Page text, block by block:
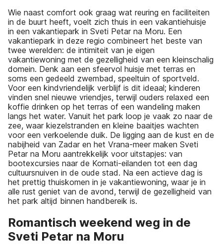
Wie naast comfort ook graag wat reuring en faciliteiten
in de buurt heeft, voelt zich thuis in een vakantiehuisje
in een vakantiepark in Sveti Petar na Moru. Een
vakantiepark in deze regio combineert het beste van
twee werelden: de intimiteit van je eigen
vakantiewoning met de gezelligheid van een kleinschalig
domein. Denk aan een sfeervol huisje met terras en
soms een gedeeld zwembad, speeltuin of sportveld.
Voor een kindvriendelijk verblijf is dit ideaal; kinderen
vinden snel nieuwe vriendjes, terwijl ouders relaxed een
koffie drinken op het terras of een wandeling maken
langs het water. Vanuit het park loop je vaak zo naar de
zee, waar kiezelstranden en kleine baaitjes wachten
voor een verkoelende duik. De ligging aan de kust en de
nabijheid van Zadar en het Vrana-meer maken Sveti
Petar na Moru aantrekkelijk voor uitstapjes: van
bootexcursies naar de Kornati-eilanden tot een dag
cultuursnuiven in de oude stad. Na een actieve dag is
het prettig thuiskomen in je vakantiewoning, waar je in
alle rust geniet van de avond, terwijl de gezelligheid van
het park altijd binnen handbereik is.
Romantisch weekend weg in de
Sveti Petar na Moru